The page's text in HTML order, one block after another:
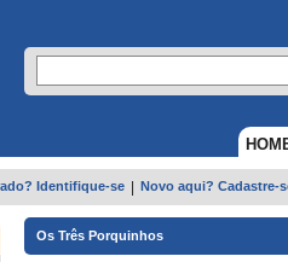
Identifique-se Novo aqui? Cadastre-
Os Três Porquinhos